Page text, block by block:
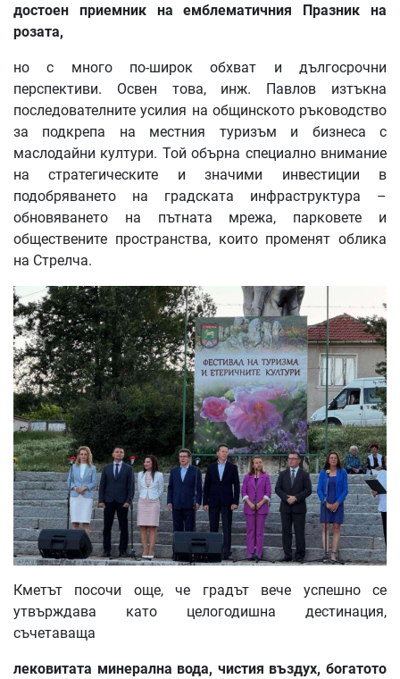
достоен приемник на емблематичния Празник на
розата,
но с много по-широк обхват и дългосрочни
перспективи. Освен това, инж. Павлов изтъкна
последователните усилия на общинското ръководство
за подкрепа на местния туризъм и бизнеса с
маслодайни култури. Той обърна специално внимание
на стратегическите и значими инвестиции в
подобряването на градската инфраструктура –
обновяването на пътната мрежа, парковете и
обществените пространства, които променят облика
на Стрелча.
Кметът посочи още, че градът вече успешно се
утвърждава като целогодишна дестинация,
съчетаваща
лековитата минерална вода, чистия въздух, богатото